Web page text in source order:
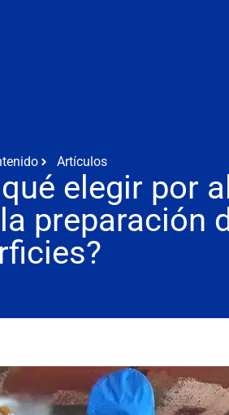
Artículos
elegir por
preparación